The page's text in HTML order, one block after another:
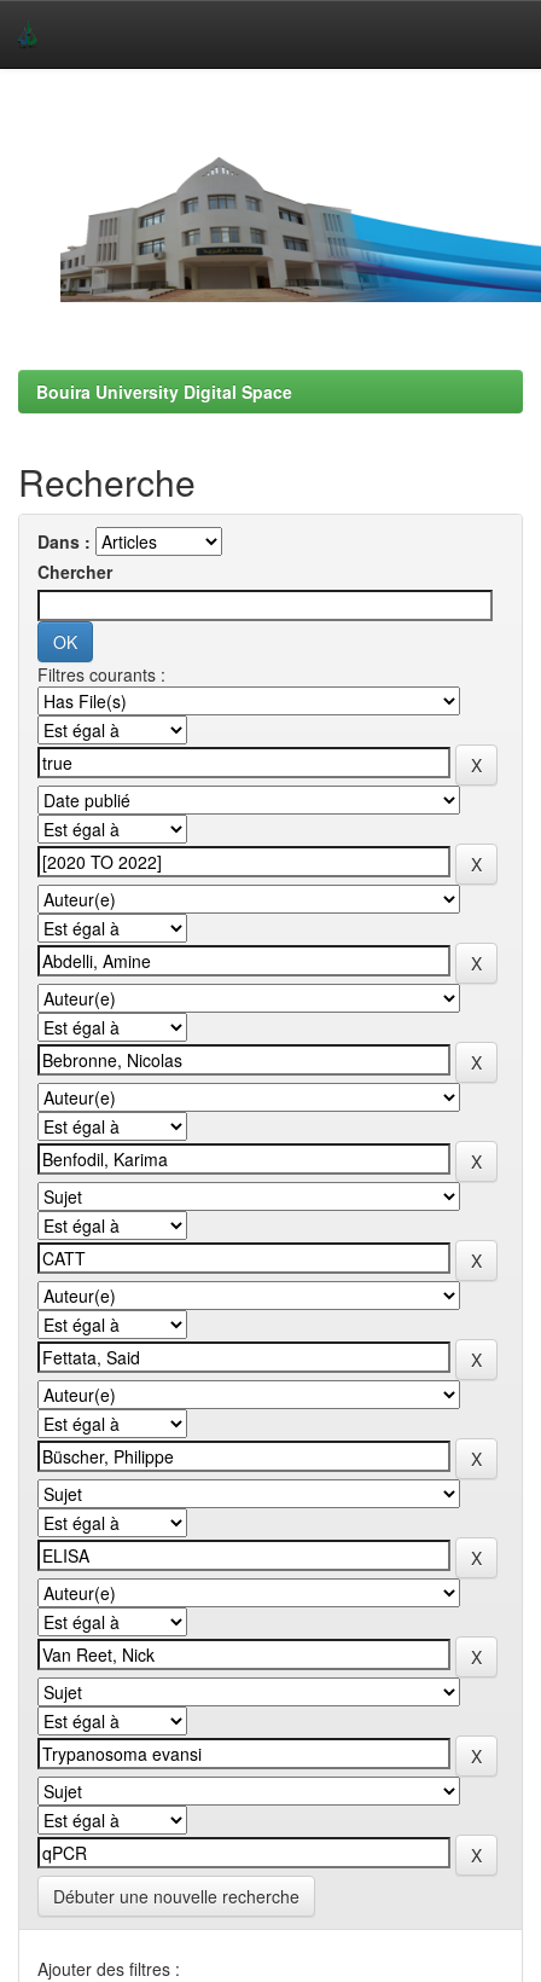
Bouira University Digital Space
Recherche
Dans :
Chercher
Filtres courants :
Débuter une nouvelle recherche
Ajouter des filtres :